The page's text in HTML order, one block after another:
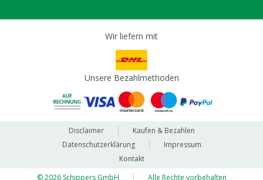
Wir liefern mit
Unsere Bezahlmethoden
Disclaimer
Kaufen & Bezahlen
Datenschutzerklärung
Impressum
Kontakt
© 2026 Schippers GmbH
Alle Rechte vorbehalten